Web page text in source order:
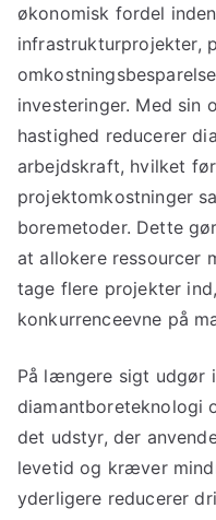
økonomisk fordel
infrastrukturprojekter,
investeringer. Med sin
hastighed reducerer
arbejdskraft, hvilket
projektomkostninger
boremetoder. Dette
at allokere ressourcer
tage flere projekter
konkurrenceevne på
På længere sigt udgør
diamantboreteknologi
det udstyr, der
levetid og kræver
yderligere reducerer